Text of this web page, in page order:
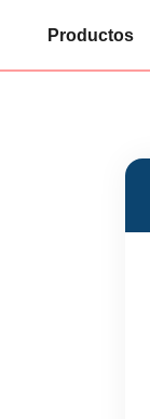
Productos